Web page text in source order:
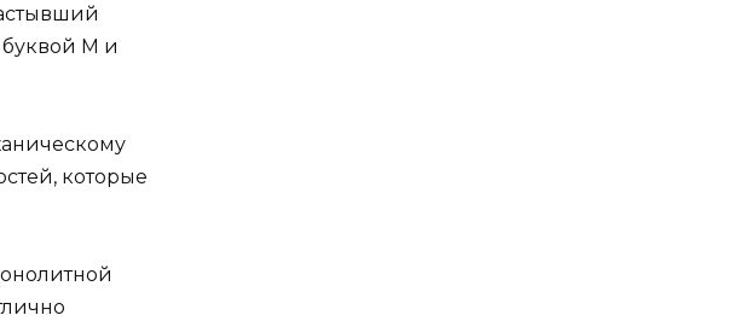
буквой М и
которые